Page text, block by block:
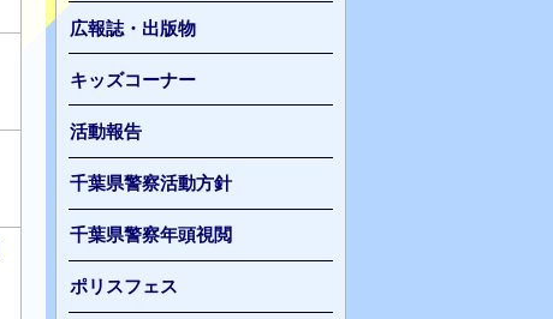
広報誌・出版物
キッズコーナー
活動報告
千葉県警察活動方針
千葉県警察年頭視閲
ポリスフェス